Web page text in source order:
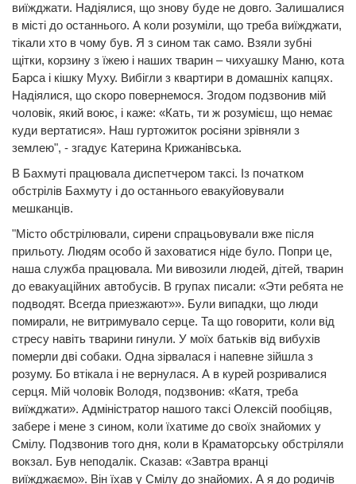
виїжджати. Надіялися, що знову буде не довго. Залишалися
в місті до останнього. А коли розуміли, що треба виїжджати,
тікали хто в чому був. Я з сином так само. Взяли зубні
щітки, корзину з їжею і наших тварин – чихуашку Маню, кота
Барса і кішку Муху. Вибігли з квартири в домашніх капцях.
Надіялися, що скоро повернемося. Згодом подзвонив мій
чоловік, який воює, і каже: «Кать, ти ж розумієш, що немає
куди вертатися». Наш гуртожиток росіяни зрівняли з
землею", - згадує Катерина Крижанівська.
В Бахмуті працювала диспетчером таксі. Із початком
обстрілів Бахмуту і до останнього евакуйовували
мешканців.
"Місто обстрілювали, сирени спрацьовували вже після
прильоту. Людям особо й заховатися ніде було. Попри це,
наша служба працювала. Ми вивозили людей, дітей, тварин
до евакуаційних автобусів. В групах писали: «Эти ребята не
подводят. Всегда приезжают»». Були випадки, що люди
помирали, не витримувало серце. Та що говорити, коли від
стресу навіть тварини гинули. У моїх батьків від вибухів
померли дві собаки. Одна зірвалася і напевне зійшла з
розуму. Бо втікала і не вернулася. А в курей розривалися
серця. Мій чоловік Володя, подзвонив: «Катя, треба
виїжджати». Адміністратор нашого таксі Олексій пообіцяв,
забере і мене з сином, коли їхатиме до своїх знайомих у
Смілу. Подзвонив того дня, коли в Краматорську обстріляли
вокзал. Був неподалік. Сказав: «Завтра вранці
виїжджаємо». Він їхав у Смілу до знайомих. А я до родичів